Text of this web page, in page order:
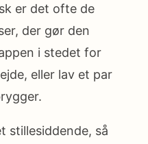
er det ofte de
der gør den
i stedet for
eller lav et par
stillesiddende, så